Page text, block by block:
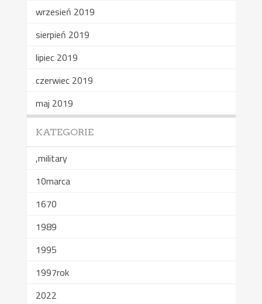
wrzesień 2019
sierpień 2019
lipiec 2019
czerwiec 2019
maj 2019
KATEGORIE
,military
10marca
1670
1989
1995
1997rok
2022